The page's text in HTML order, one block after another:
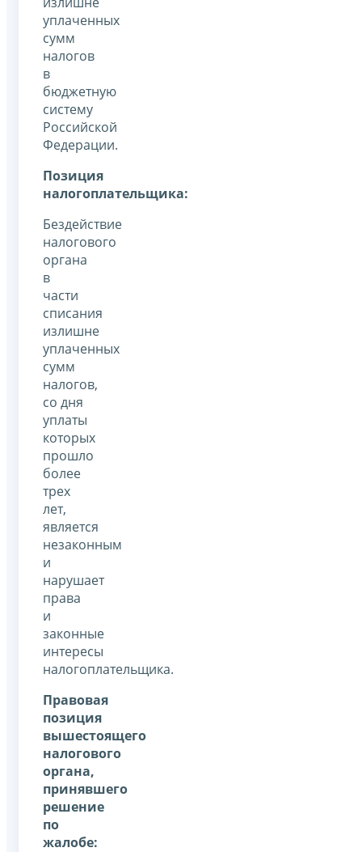
уплаченных
сумм
налогов
в
бюджетную
систему
Российской
Федерации.
Позиция
налогоплательщика:
Бездействие
налогового
органа
в
части
списания
излишне
уплаченных
сумм
налогов,
со дня
уплаты
которых
прошло
более
трех
лет,
является
незаконным
и
нарушает
права
и
законные
интересы
налогоплательщика.
Правовая
позиция
вышестоящего
налогового
органа,
принявшего
решение
по
жалобе: